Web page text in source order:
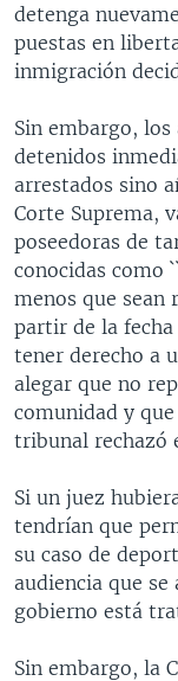
detenga
puestas en
inmigración
Sin embargo,
detenidos
arrestados sino
Corte Suprema,
poseedoras de
conocidas como
menos que sean
partir de la
tener derecho a
alegar que no
comunidad y
tribunal rechazó
Si un juez
tendrían que
su caso de
audiencia que
gobierno está
Sin embargo, la